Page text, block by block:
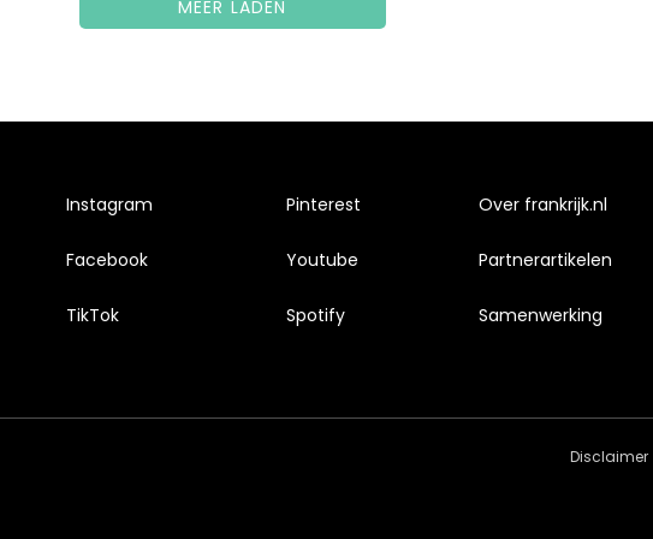
MEER LADEN
Instagram
Facebook
TikTok
Pinterest
Youtube
Spotify
Over frankrijk.nl
Partnerartikelen
Samenwerking
Disclaimer